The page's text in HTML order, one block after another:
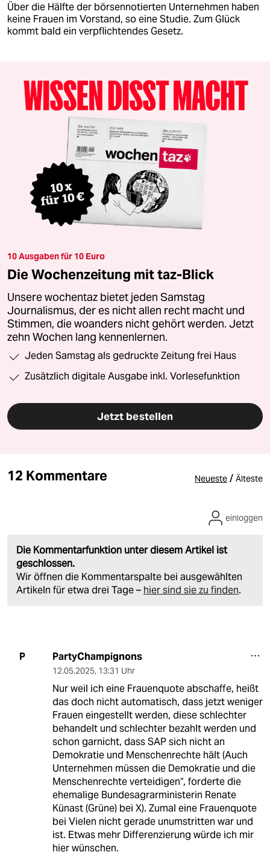
Über die Hälfte der börsennotierten Unternehmen haben
keine Frauen im Vorstand, so eine Studie. Zum Glück
kommt bald ein verpflichtendes Gesetz.
10 Ausgaben für 10 Euro
Die Wochenzeitung mit taz-Blick
Unsere wochentaz bietet jeden Samstag
Journalismus, der es nicht allen recht macht und
Stimmen, die woanders nicht gehört werden. Jetzt
zehn Wochen lang kennenlernen.
Jeden Samstag als gedruckte Zeitung frei Haus
Zusätzlich digitale Ausgabe inkl. Vorlesefunktion
Jetzt bestellen
12 Kommentare Neueste / Älteste
Die Kommentarfunktion unter diesem Artikel ist
geschlossen.
Wir öffnen die Kommentarspalte bei ausgewählten
Artikeln für etwa drei Tage – hier sind sie zu finden.
einloggen
P PartyChampignons
12.05.2025, 13:31 Uhr
Nur weil ich eine Frauenquote abschaffe, heißt
das doch nicht automatisch, dass jetzt weniger
Frauen eingestellt werden, diese schlechter
behandelt und schlechter bezahlt werden und
schon garnicht, dass SAP sich nicht an
Demokratie und Menschenrechte hält (Auch
Unternehmen müssen die Demokratie und die
Menschenrechte verteidigen“, forderte die
ehemalige Bundesagrarministerin Renate
Künast (Grüne) bei X). Zumal eine Frauenquote
bei Vielen nicht gerade unumstritten war und
ist. Etwas mehr Differenzierung würde ich mir
hier wünschen.